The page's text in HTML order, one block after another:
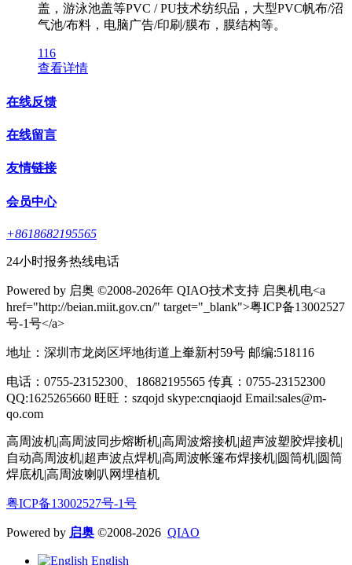
盖，游泳池盖等PVC / PU技术纺织品，大型PVC帆布/沼
气池/布料，电脑广告/印刷/膜布，膜结构等。
116
查看详情
在线反馈
在线留言
友情链接
会员中心
+8618682195565
24小时报务热线电话
Powered by 启奥 ©2008-2026年 QIAO技术支持 启奥机电<a
href="http://beian.miit.gov.cn/" target="_blank">粤ICP备13002527
号-1号</a>
地址：深圳市龙岗区坪地街道上輋新村59号 邮编:518116
电话：0755-23152300、18682195565 传真：0755-23152300
QQ:1625265660 旺旺：szqojd skype:cnqiaojd Email:sales@m-
qo.com
高周波机|高周波同步熔断机|高周波熔接机|超声波塑胶焊接机|
自动高周波机|超声波点焊机|高周波帐篷布焊接机|圆筒机|圆筒
焊底机|高周波喇叭网埋植机
粤ICP备13002527号-1号
Powered by 启奥 ©2008-2026 QIAO
English